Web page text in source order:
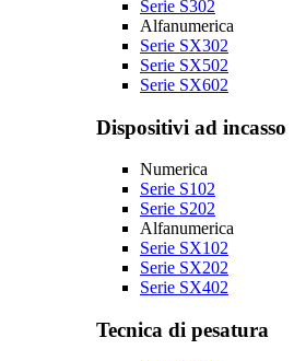
Serie S302
Alfanumerica
Serie SX302
Serie SX502
Serie SX602
Dispositivi ad incasso
Numerica
Serie S102
Serie S202
Alfanumerica
Serie SX102
Serie SX202
Serie SX402
Tecnica di pesatura